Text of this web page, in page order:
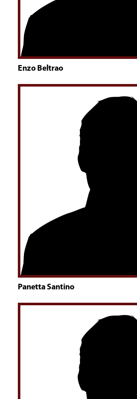
Enzo Beltrao
Panetta Santino